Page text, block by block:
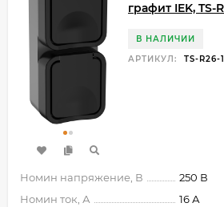
графит IEK, TS-
В НАЛИЧИИ
АРТИКУЛ:
TS-R26-
Номин напряжение, В
250 В
Номин ток, А
16 А